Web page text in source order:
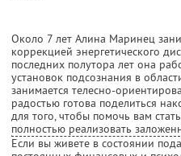
Около 7 лет Алина Маринец
коррекцией энергетического
последних полутора лет она
установок подсознания в
занимается телесно-
радостью готова поделиться
для того, чтобы помочь вам
полностью реализовать
Если вы живете в состоянии